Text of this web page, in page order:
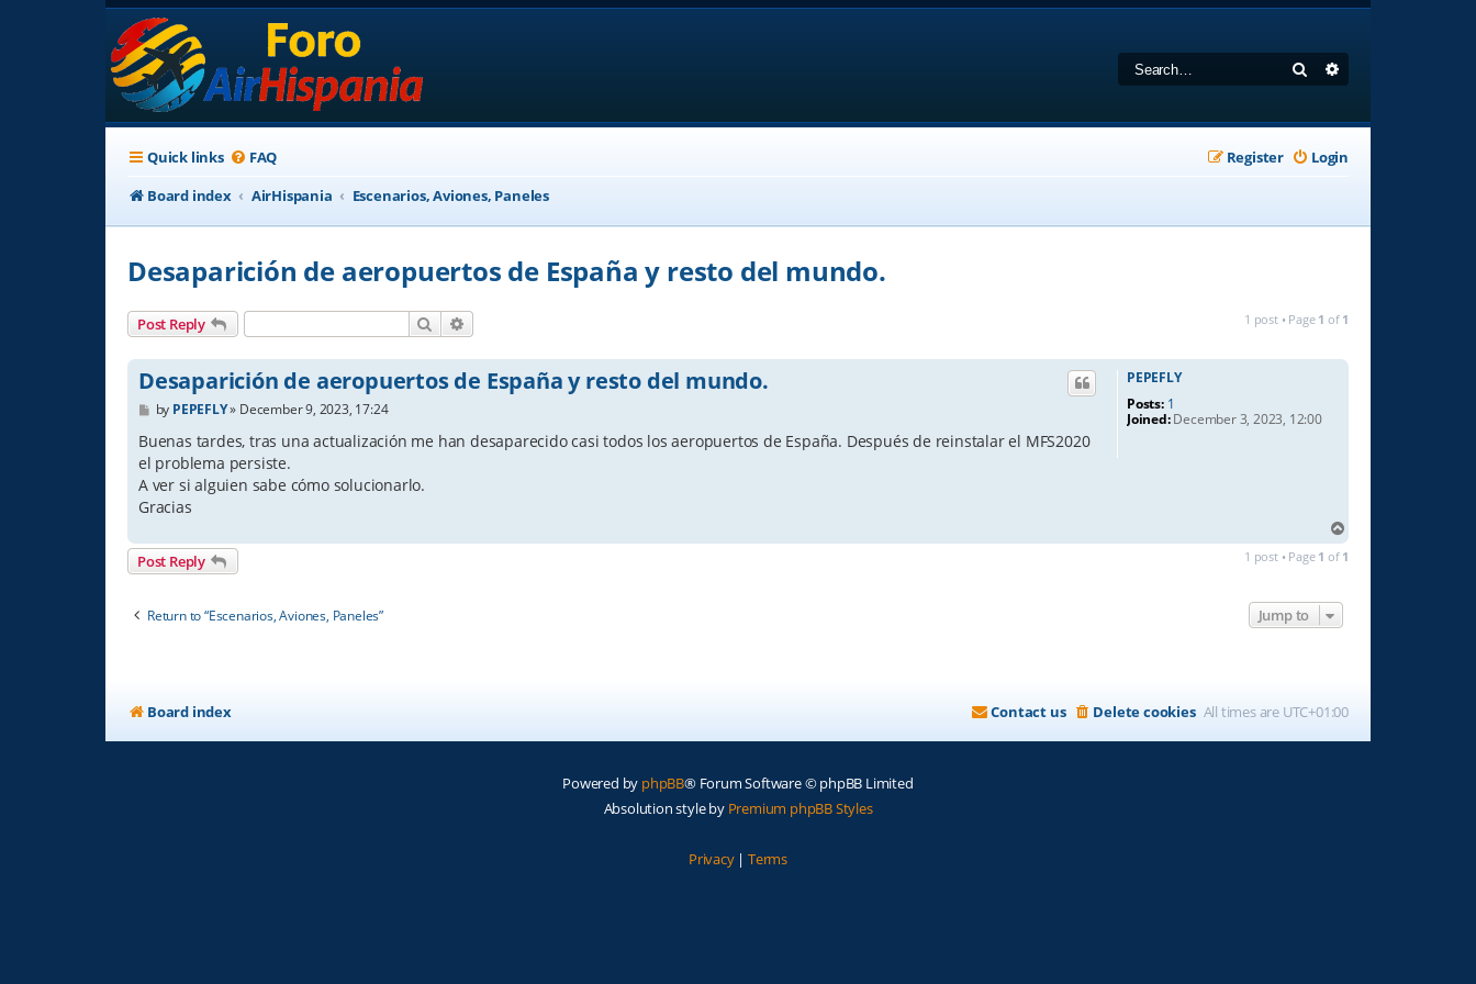
Search
Quick links FAQ Login
Register
Board index
AirHispania Escenarios, Aviones, Paneles
Desaparición de aeropuertos de España y resto del mundo.
Post Reply Search 1 post • Page 1 of 1
PEPEFLY
Posts: 1
Joined:December 3, 2023, 12:00
Desaparición de aeropuertos de España y resto del mundo.
P
s
by PEPEFLY» December 9, 2023, 17:24
Buenas tardes, tras una actualización me han desaparecido casi todos los aeropuertos de España. Después de reinstalar el MFS2020
el problema persiste.
A ver si alguien sabe cómo solucionarlo.
Gracias
Post Reply 1 post • Page 1 of 1
Return to “Escenarios, Aviones, Paneles” Jump to
Board index All times are UTC+01:00
Delete cookies
Contact us
Powered by phpBB® Forum Software © phpBB Limited
Absolution style by Premium phpBB Styles
Privacy| Terms